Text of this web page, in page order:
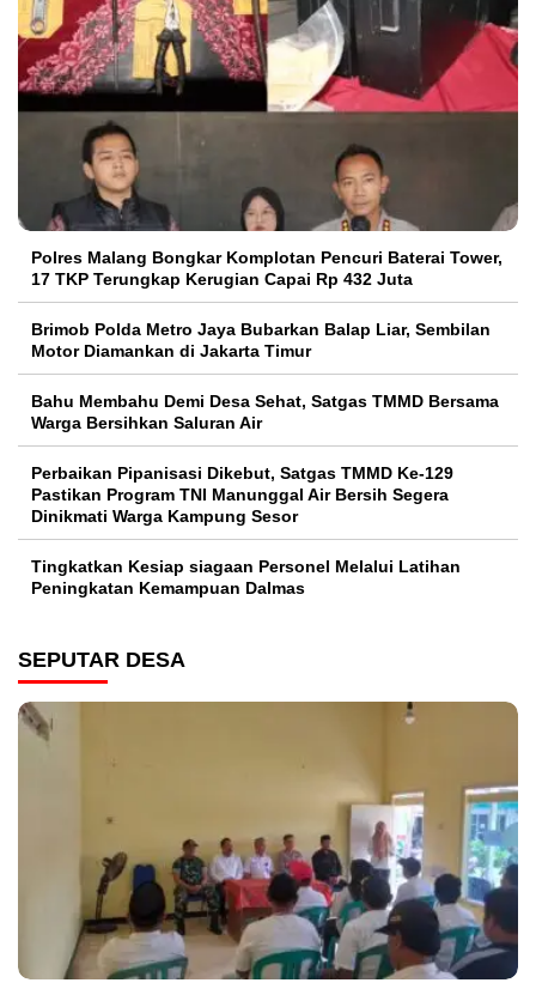
Polres Malang Bongkar Komplotan Pencuri Baterai Tower,
17 TKP Terungkap Kerugian Capai Rp 432 Juta
Brimob Polda Metro Jaya Bubarkan Balap Liar, Sembilan
Motor Diamankan di Jakarta Timur
Bahu Membahu Demi Desa Sehat, Satgas TMMD Bersama
Warga Bersihkan Saluran Air
Perbaikan Pipanisasi Dikebut, Satgas TMMD Ke-129
Pastikan Program TNI Manunggal Air Bersih Segera
Dinikmati Warga Kampung Sesor
Tingkatkan Kesiap siagaan Personel Melalui Latihan
Peningkatan Kemampuan Dalmas
SEPUTAR DESA